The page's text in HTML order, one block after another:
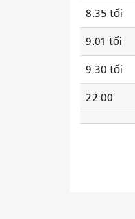
8:35 tối
9:01 tối
9:30 tối
22:00